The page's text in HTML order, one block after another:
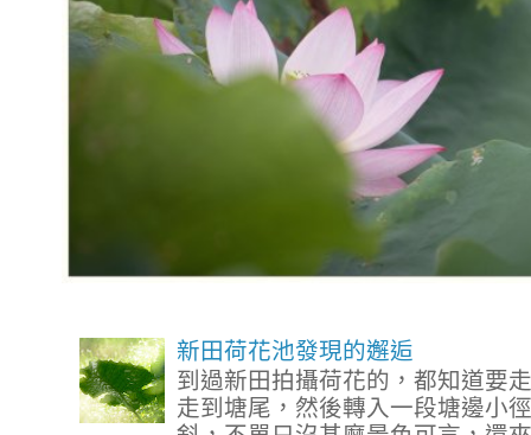
新田荷花池發現的邂逅
到過新田拍攝荷花的，都知道要
走到塘尾，然後轉入一段塘邊小